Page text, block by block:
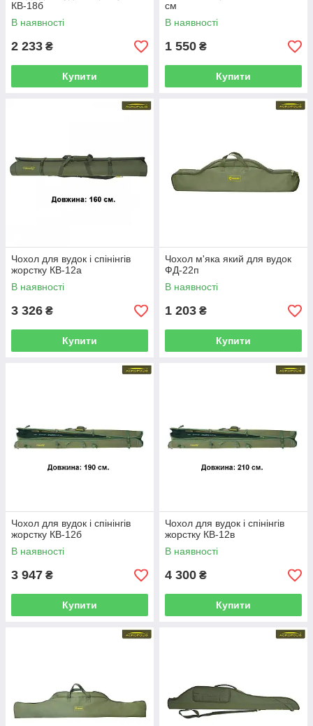
КВ-18б
В наявності
2 233 ₴
Купити
см
В наявності
1 550 ₴
Купити
Чохол для вудок і спінінгів
жорстку КВ-12а
В наявності
3 326 ₴
Купити
Чохол м'яка який для вудок
ФД-22п
В наявності
1 203 ₴
Купити
Чохол для вудок і спінінгів
жорстку КВ-12б
В наявності
3 947 ₴
Купити
Чохол для вудок і спінінгів
жорстку КВ-12в
В наявності
4 300 ₴
Купити